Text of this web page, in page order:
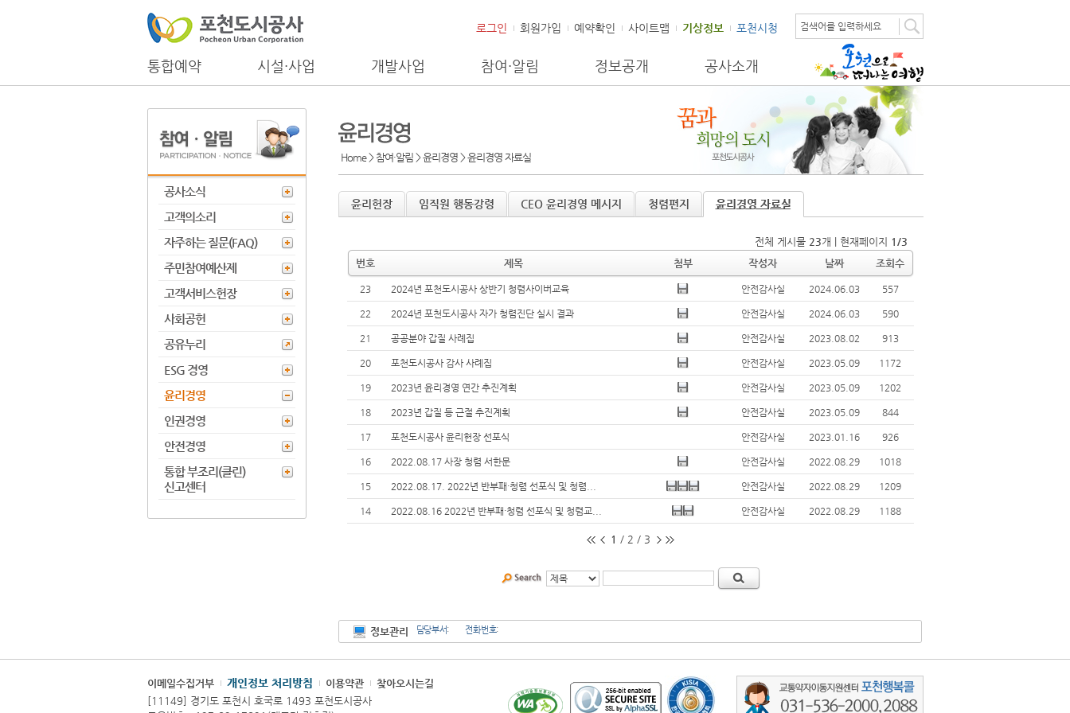
로그인 회원가입 예약확인 사이트맵 기상정보 포천시청
통합예약 시설·사업 개발사업 참여·알림 정보공개 공사소개
검색어를 입력하세요
공사소식
고객의소리
자주하는 질문(FAQ)
주민참여예산제
고객서비스헌장
사회공헌
공유누리
ESG 경영
윤리경영
인권경영
안전경영
통합 부조리(클린)
신고센터
Home > 참여·알림 > 윤리경영 > 윤리경영 자료실
윤리헌장 임직원 행동강령 CEO 윤리경영 메시지 청렴편지 윤리경영 자료실
전체 게시물 23개 | 현재페이지
1/3
번호
제목 첨부 작성자 날짜 조회수
23 2024년 포천도시공사 상반기 청렴사이버교육 안전감사실 2024.06.03 557
22 2024년 포천도시공사 자가 청렴진단 실시 결과 안전감사실 2024.06.03 590
21 공공분야 갑질 사례집 안전감사실 2023.08.02 913
20 포천도시공사 감사 사례집 안전감사실 2023.05.09 1172
19 2023년 윤리경영 연간 추진계획 안전감사실 2023.05.09 1202
18 2023년 갑질 등 근절 추진계획 안전감사실 2023.05.09 844
17 포천도시공사 윤리헌장 선포식 안전감사실 2023.01.16 926
16 2022.08.17 사장 청렴 서한문 안전감사실 2022.08.29 1018
15 2022.08.17. 2022년 반부패·청렴 선포식 및 청렴... 안전감사실 2022.08.29 1209
14 2022.08.16 2022년 반부패·청렴 선포식 및 청렴교... 안전감사실 2022.08.29 1188
1 / 2 / 3
정보관리 담당부서: 전화번호:
이메일수집거부 개인정보 처리방침 이용약관
찾아오시는길
[11149] 경기도 포천시 호국로 1493 포천도시공사